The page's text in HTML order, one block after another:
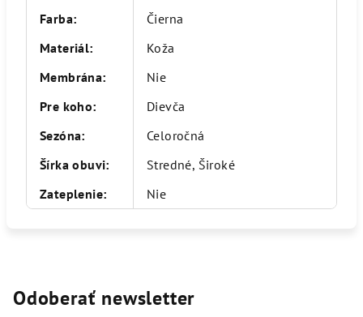
Farba:
Čierna
Materiál:
Koža
Membrána:
Nie
Pre koho:
Dievča
Sezóna:
Celoročná
Šírka obuvi:
Stredné, Široké
Zateplenie: Nie
Odoberať newsletter